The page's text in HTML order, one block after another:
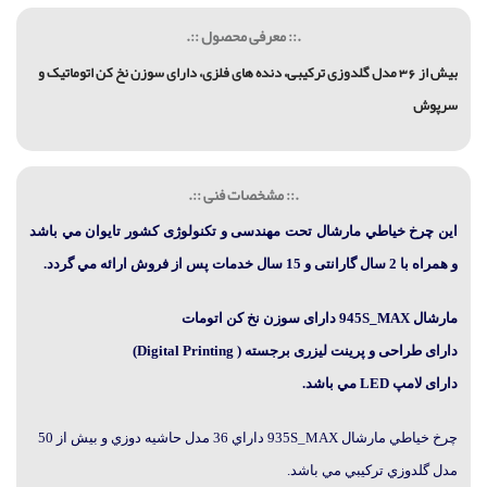
.:: معرفی محصول ::.
بیش از 36 مدل گلدوزی ترکیبی، دنده های فلزی، دارای سوزن نخ کن اتوماتیک و
سرپوش
.:: مشخصات فنی ::.
اين چرخ خياطي مارشال تحت مهندسی و تکنولوژی کشور تایوان مي باشد
و همراه با 2 سال گارانتی و 15 سال خدمات پس از فروش ارائه مي گردد.
مارشال945S_MAX دارای سوزن نخ کن اتومات
دارای طراحی و پرینت لیزری برجسته ( Digital Printing)
دارای لامپ LED مي باشد.
چرخ خياطي مارشال 935S_MAX داراي 36 مدل حاشيه دوزي و بيش از 50
مدل گلدوزي تركيبي مي باشد.